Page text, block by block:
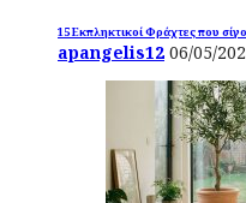
15 Εκπληκτικοί Φράχτες που
apangelis12 06/05/